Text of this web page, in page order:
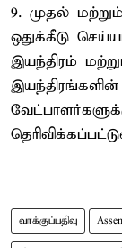
9. முதல்
ஒதுக்கீடு
இயந்திரம்
வாக்குப்பதிவு